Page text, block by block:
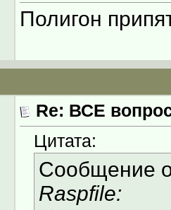
Полигон
Re: ВСЕ
Цитата:
Сообщение
Raspfile: